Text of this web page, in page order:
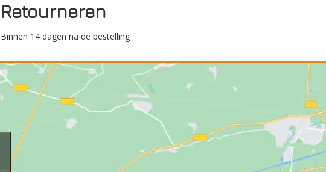
Retourneren
Binnen 14 dagen na de bestelling